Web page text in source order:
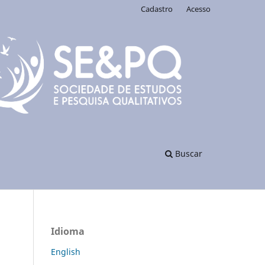
Buscar
Cadastro Acesso
Idioma
English